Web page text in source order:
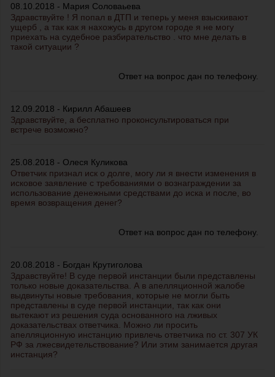
08.10.2018 - Мария Соловаьева
Здравствуйте ! Я попал в ДТП и теперь у меня взыскивают
ущерб , а так как я нахожусь в другом городе я не могу
приехать на судебное разбирательство . что мне делать в
такой ситуации ?
Ответ на вопрос дан по телефону.
12.09.2018 - Кирилл Абашеев
Здравствуйте, а бесплатно проконсультироваться при
встрече возможно?
25.08.2018 - Олеся Куликова
Ответчик признал иск о долге, могу ли я внести изменения в
исковое заявление с требованиями о вознаграждении за
использование денежными средствами до иска и после, во
время возвращения денег?
Ответ на вопрос дан по телефону.
20.08.2018 - Богдан Крутиголова
Здравствуйте! В суде первой инстанции были представлены
только новые доказательства. А в апелляционной жалобе
выдвинуты новые требования, которые не могли быть
представлены в суде первой инстанции, так как они
вытекают из решения суда основанного на лживых
доказательствах ответчика. Можно ли просить
апелляционную инстанцию привлечь ответчика по ст. 307 УК
РФ за лжесвидетельствование? Или этим занимается другая
инстанция?